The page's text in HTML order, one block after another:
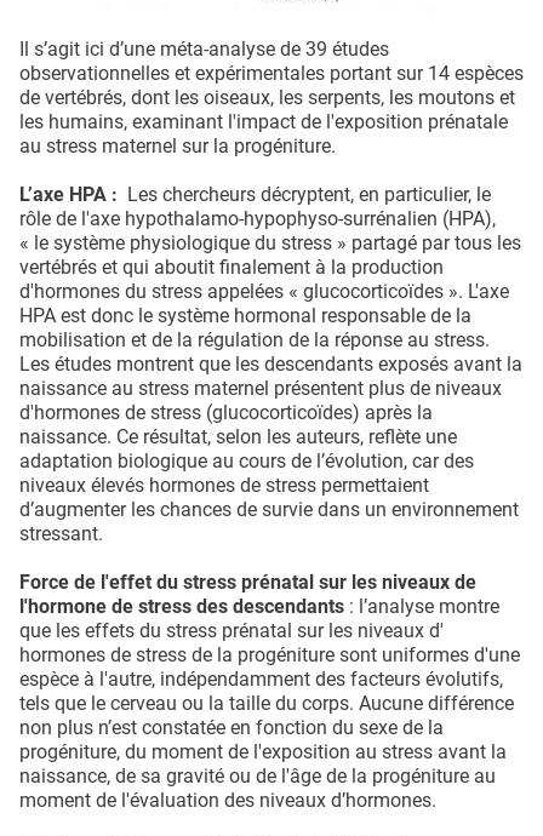
Il s’agit ici d’une méta-analyse de 39 études
observationnelles et expérimentales portant sur 14 espèces
de vertébrés, dont les oiseaux, les serpents, les moutons et
les humains, examinant l'impact de l'exposition prénatale
au stress maternel sur la progéniture.
L’axe HPA : Les chercheurs décryptent, en particulier, le
rôle de l'axe hypothalamo-hypophyso-surrénalien (HPA),
« le système physiologique du stress » partagé par tous les
vertébrés et qui aboutit finalement à la production
d'hormones du stress appelées « glucocorticoïdes ». L'axe
HPA est donc le système hormonal responsable de la
mobilisation et de la régulation de la réponse au stress.
Les études montrent que les descendants exposés avant la
naissance au stress maternel présentent plus de niveaux
d'hormones de stress (glucocorticoïdes) après la
naissance. Ce résultat, selon les auteurs, reflète une
adaptation biologique au cours de l’évolution, car des
niveaux élevés hormones de stress permettaient
d’augmenter les chances de survie dans un environnement
stressant.
Force de l'effet du stress prénatal sur les niveaux de
l'hormone de stress des descendants : l’analyse montre
que les effets du stress prénatal sur les niveaux d'
hormones de stress de la progéniture sont uniformes d'une
espèce à l'autre, indépendamment des facteurs évolutifs,
tels que le cerveau ou la taille du corps. Aucune différence
non plus n’est constatée en fonction du sexe de la
progéniture, du moment de l'exposition au stress avant la
naissance, de sa gravité ou de l'âge de la progéniture au
moment de l'évaluation des niveaux d’hormones.